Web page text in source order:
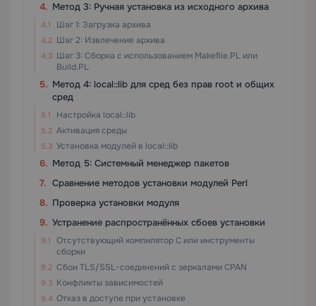
Метод 3: Ручная установка из исходного архива
Шаг 1: Загрузка архива
Шаг 2: Извлечение архива
Шаг 3: Сборка с использованием Makefile.PL или
Build.PL
Метод 4: local::lib для сред без прав root и общих
сред
Настройка local::lib
Активация среды
Установка модулей в local::lib
Метод 5: Системный менеджер пакетов
Сравнение методов установки модулей Perl
Проверка установки модуля
Устранение распространённых сбоев установки
Отсутствующий компилятор C или инструменты
сборки
Сбои TLS/SSL-соединений с зеркалами CPAN
Конфликты зависимостей
Отказ в доступе при установке